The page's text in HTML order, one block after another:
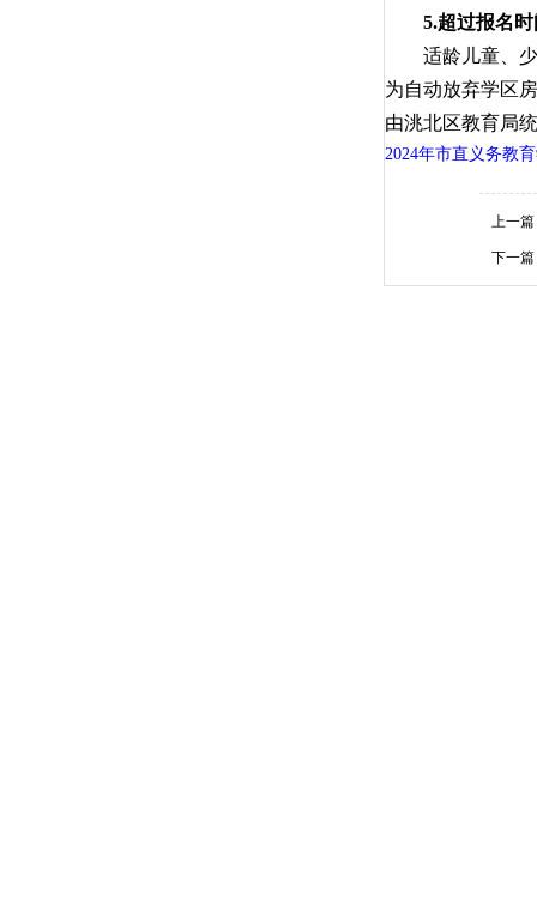
5.超过报名时
适龄儿童、少
为自动放弃学区
由洮北区教育局
2024年市直义务教
上一
下一